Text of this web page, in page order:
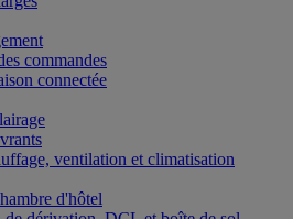
commandes
connectée
ventilation et climatisation
d'hôtel